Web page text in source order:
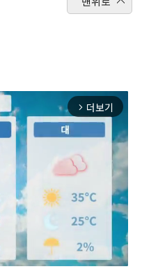
arrow_forward_ios 더보기